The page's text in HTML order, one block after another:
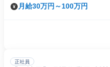
月給30万円～100万円
正社員